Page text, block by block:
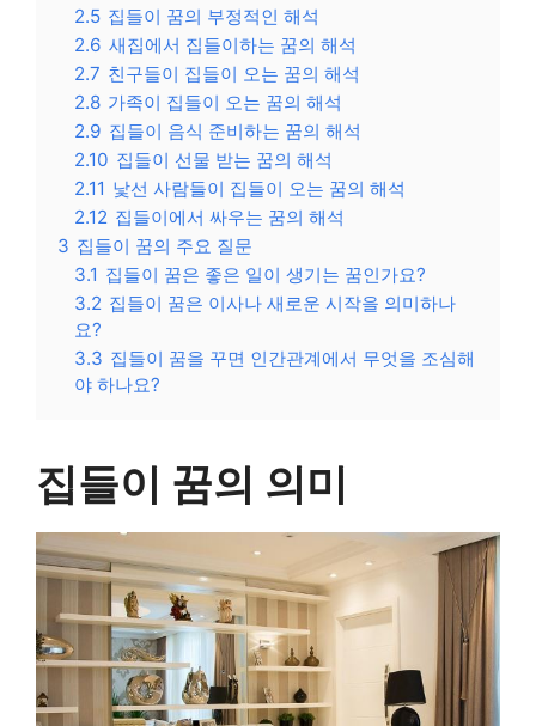
2.5 집들이 꿈의 부정적인 해석
2.6 새집에서 집들이하는 꿈의 해석
2.7 친구들이 집들이 오는 꿈의 해석
2.8 가족이 집들이 오는 꿈의 해석
2.9 집들이 음식 준비하는 꿈의 해석
2.10 집들이 선물 받는 꿈의 해석
2.11 낯선 사람들이 집들이 오는 꿈의 해석
2.12 집들이에서 싸우는 꿈의 해석
3 집들이 꿈의 주요 질문
3.1 집들이 꿈은 좋은 일이 생기는 꿈인가요?
3.2 집들이 꿈은 이사나 새로운 시작을 의미하나
요?
3.3 집들이 꿈을 꾸면 인간관계에서 무엇을 조심해
야 하나요?
집들이 꿈의 의미